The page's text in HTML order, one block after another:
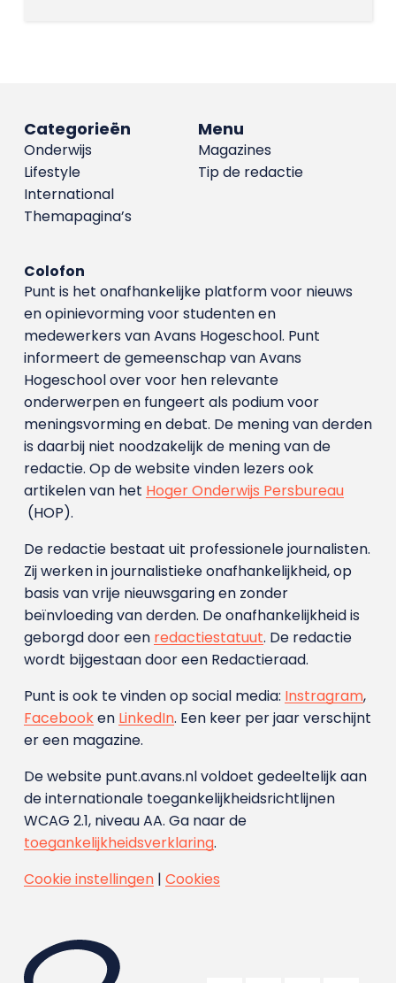
Menu
Magazines
Tip de redactie
Categorieën
Onderwijs
Lifestyle
International
Themapagina’s
Colofon
Punt is het onafhankelijke platform voor nieuws
en opinievorming voor studenten en
medewerkers van Avans Hoge­school. Punt
informeert de gemeenschap van Avans
Hogeschool over voor hen relevante
onderwerpen en fungeert als podium voor
meningsvorming en debat. De mening van derden
is daarbij niet noodzakelijk de mening van de
redactie. Op de website vinden lezers ook
artikelen van het Hoger Onderwijs Persbureau
(HOP).
De redactie bestaat uit professionele journalisten.
Zij werken in journalistieke onafhankelijkheid, op
basis van vrije nieuwsgaring en zonder
beïnvloeding van derden. De onafhankelijkheid is
geborgd door een redactiestatuut. De redactie
wordt bijgestaan door een Redactieraad.
Punt is ook te vinden op social media: Instragram,
Facebooken LinkedIn. Een keer per jaar verschijnt
er een magazine.
De website punt.avans.nl voldoet gedeeltelijk aan
de internationale toegankelijkheidsrichtlijnen
WCAG 2.1, niveau AA. Ga naar de
toegankelijkheidsverklaring.
Cookie instellingen| Cookies